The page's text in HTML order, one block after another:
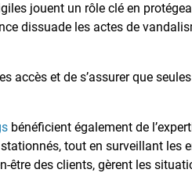
jouent un rôle clé en
dissuade les actes de
accès et de s’assurer que
bénéficient également de
tout en surveillant les
être des clients, gèrent les